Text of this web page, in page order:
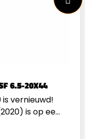
6.5-20X44
is vernieuwd!
is op een
gemaakt van